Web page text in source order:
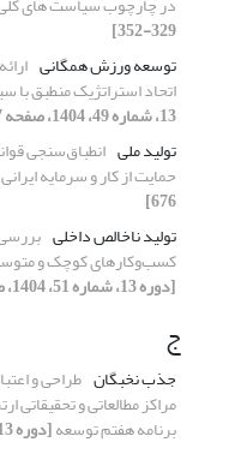
329-352]
توسعه ورزش همگانی
اتحاد استراتژیک منطبق
13، شماره 49، 1404، صفحه 257-286]
تولید ملی انطباق‌سنجی
حمایت از کار و سرمایه
676]
تولید ناخالص داخلی
کسب‌وکارهای کوچک و
[دوره 13، شماره 51، 1404، صفحه 569-598]
ج
جذب نخبگان طراحی و
مراکز مطالعاتی و
برنامه هفتم توسعه[دوره 13، شماره 52، 1404، صفحه 887-932]